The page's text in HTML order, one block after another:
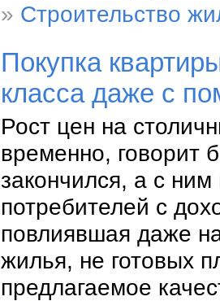
» Строительство
Покупка
класса даже с
Рост цен на
временно, говорит
закончился, а с
потребителей с
повлиявшая даже
жилья, не готовых
предлагаемое